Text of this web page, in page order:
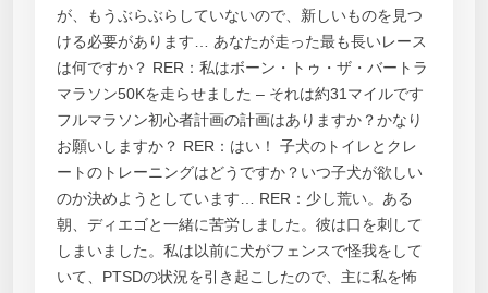
が、もうぶらぶらしていないので、新しいものを見つ
ける必要があります… あなたが走った最も長いレース
は何ですか？ RER：私はボーン・トゥ・ザ・バートラ
マラソン50Kを走らせました – それは約31マイルです
フルマラソン初心者計画の計画はありますか？かなり
お願いしますか？ RER：はい！ 子犬のトイレとクレ
ートのトレーニングはどうですか？いつ子犬が欲しい
のか決めようとしています… RER：少し荒い。ある
朝、ディエゴと一緒に苦労しました。彼は口を刺して
しまいました。私は以前に犬がフェンスで怪我をして
いて、PTSDの状況を引き起こしたので、主に私を怖